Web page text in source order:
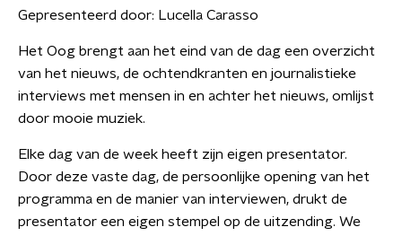
Gepresenteerd door: Lucella Carasso
Het Oog brengt aan het eind van de dag een overzicht
van het nieuws, de ochtendkranten en journalistieke
interviews met mensen in en achter het nieuws, omlijst
door mooie muziek.
Elke dag van de week heeft zijn eigen presentator.
Door deze vaste dag, de persoonlijke opening van het
programma en de manier van interviewen, drukt de
presentator een eigen stempel op de uitzending. We